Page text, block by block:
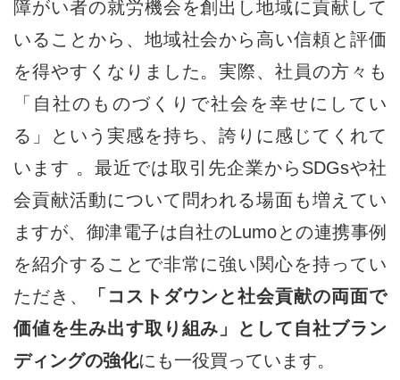
障がい者の就労機会を創出し地域に貢献して
いることから、地域社会から高い信頼と評価
を得やすくなりました。実際、社員の方々も
「自社のものづくりで社会を幸せにしてい
る」という実感を持ち、誇りに感じてくれて
います 。最近では取引先企業からSDGsや社
会貢献活動について問われる場面も増えてい
ますが、御津電子は自社のLumoとの連携事例
を紹介することで非常に強い関心を持ってい
ただき、
「コストダウンと社会貢献の両面で
価値を生み出す取り組み」として自社ブラン
ディングの強化にも一役買っています。